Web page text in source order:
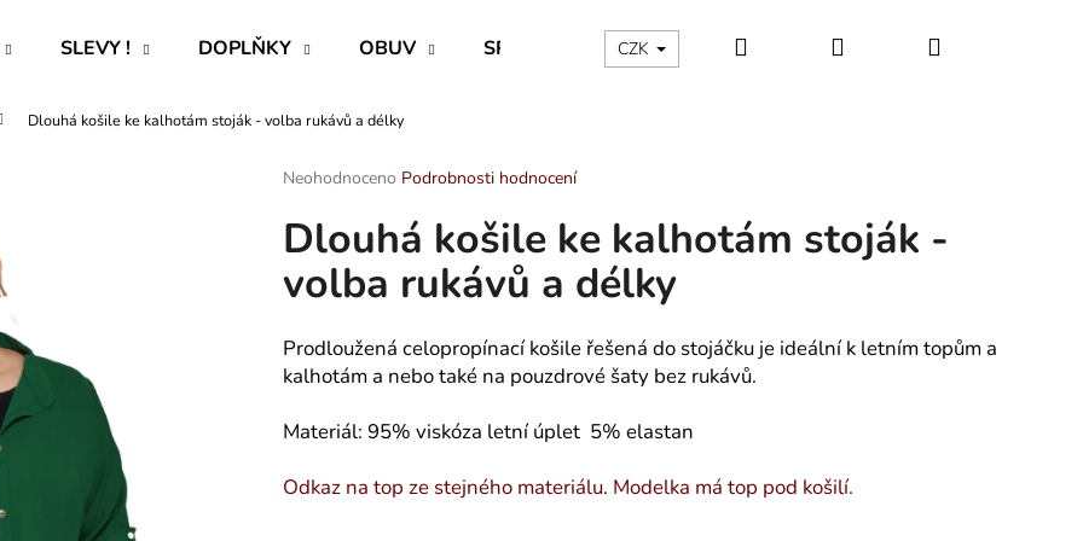
SLEVY ! DOPLŇKY OBUV SPECIÁLNÍ KATEGORIE Kontakty - máte nějaký dotaz?
CZK Hledat PřihlášeníNákupní
Dlouhá košile ke kalhotám stoják - volba rukávů a délky
Průměrné
produktu
je
z
hvězdiček.
Neohodnoceno Podrobnosti hodnocení
Dlouhá košile ke kalhotám stoják -
volba rukávů a délky
Prodloužená celopropínací košile řešená do stojáčku je ideální k letním topům a
kalhotám a nebo také na pouzdrové šaty bez rukávů.
Materiál: 95% viskóza letní úplet 5% elastan
Odkaz na top ze stejného materiálu. Modelka má top pod košilí.
Co potřebujete najít?
HLEDAT
TEPLÁKOVÝ KABÁT -